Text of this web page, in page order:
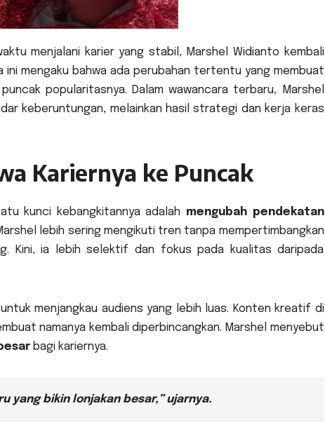
menjalani karier yang stabil, Marshel Widianto kembali
ini mengaku bahwa ada perubahan tertentu yang membuat
popularitasnya. Dalam wawancara terbaru, Marshel
keberuntungan, melainkan hasil strategi dan kerja keras
Kariernya ke Puncak
kunci kebangkitannya adalah mengubah pendekatan
lebih sering mengikuti tren tanpa mempertimbangkan
Kini, ia lebih selektif dan fokus pada kualitas daripada
menjangkau audiens yang lebih luas. Konten kreatif di
namanya kembali diperbincangkan. Marshel menyebut
bagi kariernya.
yang bikin lonjakan besar,” ujarnya.